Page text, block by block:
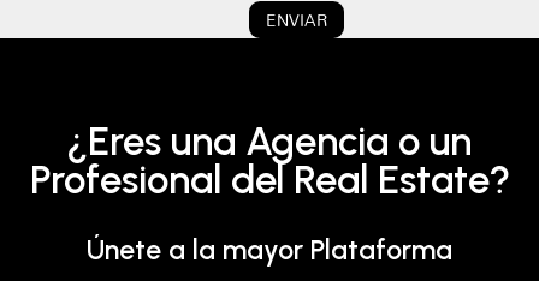
ENVIAR
¿Eres una Agencia o un
Profesional del Real Estate?
Únete a la mayor Plataforma